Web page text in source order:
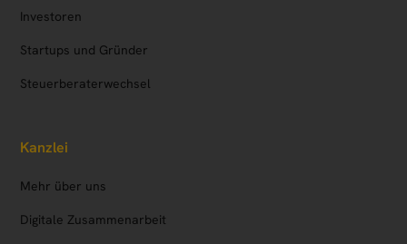
Investoren
Startups und Gründer
Steuerberaterwechsel
Kanzlei
Mehr über uns
Digitale Zusammenarbeit